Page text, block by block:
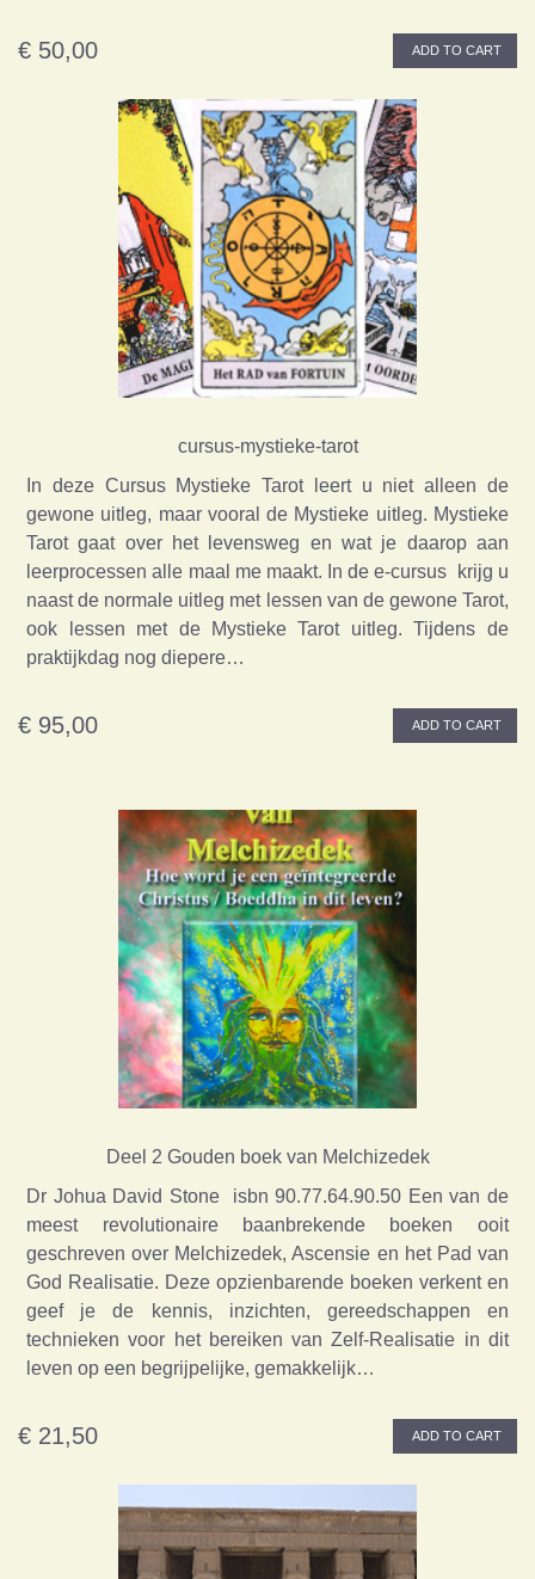
€ 50,00 ADD TO CART
cursus-mystieke-tarot
In deze Cursus Mystieke Tarot leert u niet alleen de
gewone uitleg, maar vooral de Mystieke uitleg. Mystieke
Tarot gaat over het levensweg en wat je daarop aan
leerprocessen alle maal me maakt. In de e-cursus krijg u
naast de normale uitleg met lessen van de gewone Tarot,
ook lessen met de Mystieke Tarot uitleg. Tijdens de
praktijkdag nog diepere…
€ 95,00 ADD TO CART
Deel 2 Gouden boek van Melchizedek
Dr Johua David Stone isbn 90.77.64.90.50 Een van de
meest revolutionaire baanbrekende boeken ooit
geschreven over Melchizedek, Ascensie en het Pad van
God Realisatie. Deze opzienbarende boeken verkent en
geef je de kennis, inzichten, gereedschappen en
technieken voor het bereiken van Zelf-Realisatie in dit
leven op een begrijpelijke, gemakkelijk…
€ 21,50 ADD TO CART